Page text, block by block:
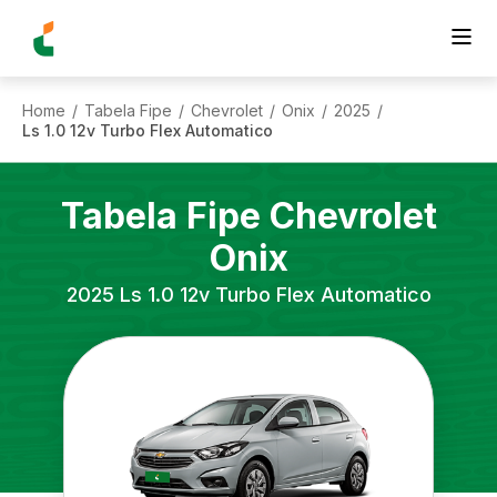
Home / Tabela Fipe / Chevrolet / Onix / 2025 /
Ls 1.0 12v Turbo Flex Automatico
Tabela Fipe Chevrolet
Onix
2025 Ls 1.0 12v Turbo Flex Automatico